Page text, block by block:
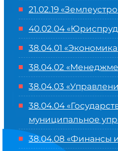
21.02.19
40.02.04
38.04.01
38.04.02
38.04.03
38.04.04
муниципальное
38.04.08 «Финансы